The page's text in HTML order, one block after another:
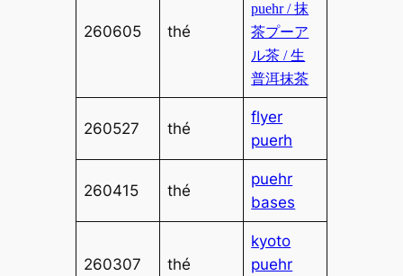
260605 thé
puehr / 抹
茶プーア
ル茶 / 生
普洱抹茶
260527 thé
flyer
puerh
260415 thé
puehr
bases
260307 thé
kyoto
puehr